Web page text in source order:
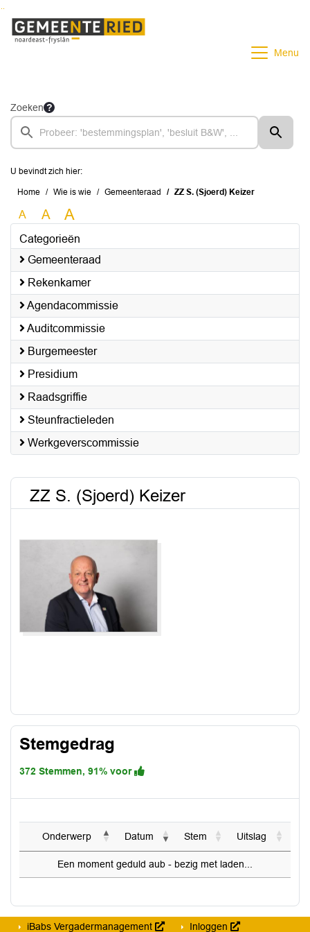
Menu
Zoeken
U bevindt zich hier:
Home Wie is wie Gemeenteraad ZZ S. (Sjoerd) Keizer
A A A
Categorieën
Gemeenteraad
Rekenkamer
Agendacommissie
Auditcommissie
Burgemeester
Presidium
Raadsgriffie
Steunfractieleden
Werkgeverscommissie
ZZ S. (Sjoerd) Keizer
Stemgedrag
372 Stemmen, 91% voor
Onderwerp Datum Stem Uitslag
Een moment geduld aub - bezig met laden...
iBabs Vergadermanagement Inloggen